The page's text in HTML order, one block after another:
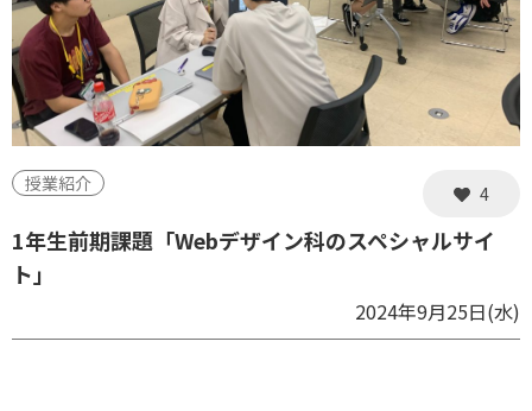
ホットページって？
制作スタッフ
授業紹介 4
1年生前期課題「Webデザイン科のスペシャルサイ
ト」
2024年9月25日(水)